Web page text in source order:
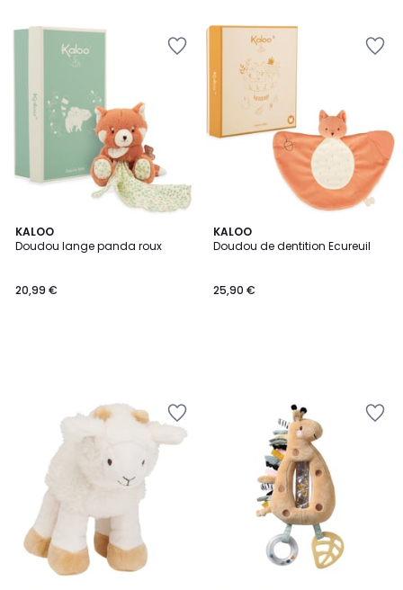
KALOO
Doudou lange panda roux
20,99 €
KALOO
Doudou de dentition Ecureuil
25,90 €